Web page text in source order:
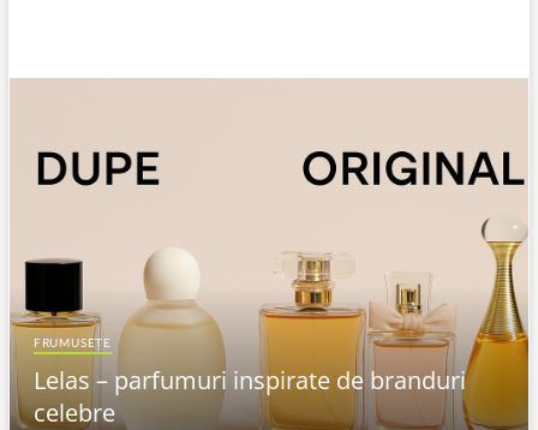
FRUMUSEȚE
Lelas – parfumuri inspirate de branduri
celebre